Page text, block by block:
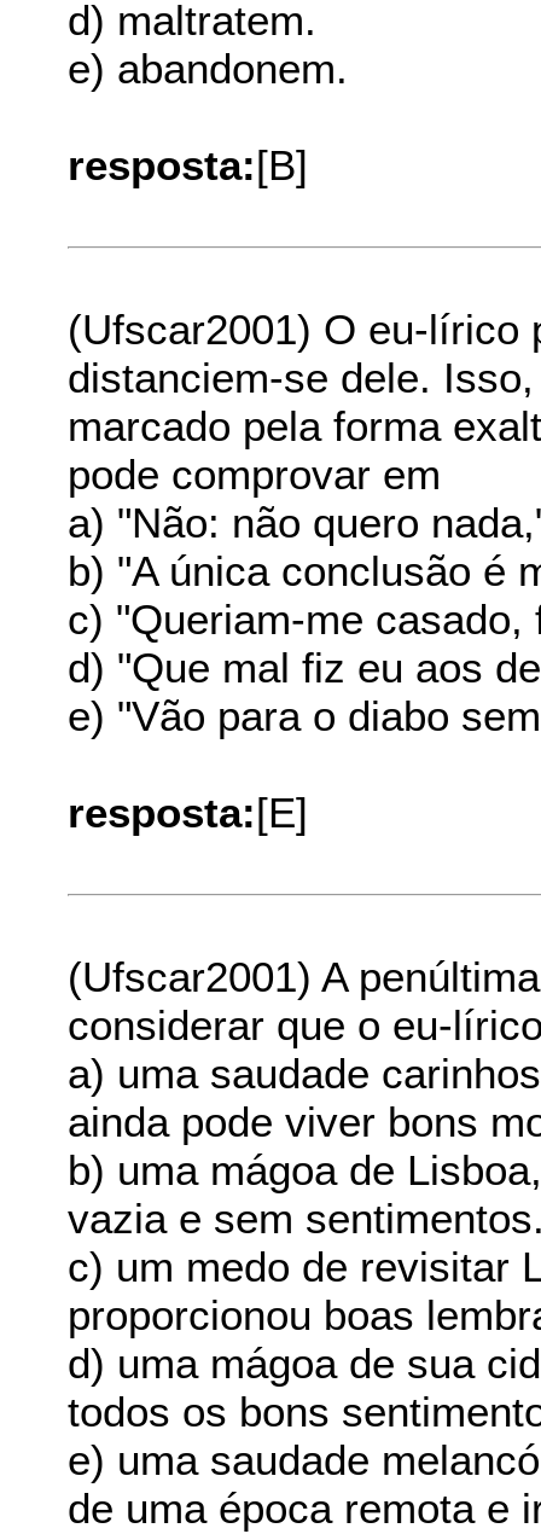
d) maltratem.
e) abandonem.
resposta:[B]
(Ufscar2001) O eu-lírico
distanciem-se dele.
marcado pela forma
pode comprovar em
a) "Não: não quero
b) "A única conclusão é
c) "Queriam-me
d) "Que mal fiz eu aos
e) "Vão para o diabo
resposta:[E]
(Ufscar2001) A
considerar que o eu-
a) uma saudade
ainda pode viver bons
b) uma mágoa de
vazia e sem
c) um medo de revisitar
proporcionou boas
d) uma mágoa de sua
todos os bons
e) uma saudade
de uma época remota e